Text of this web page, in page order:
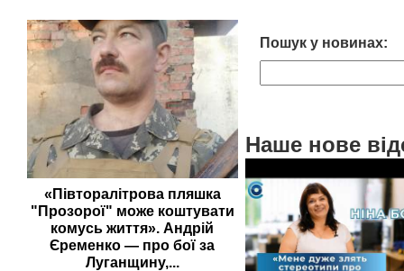
«Півторалітрова пляшка
"Прозорої" може коштувати
комусь життя». Андрій
Єременко — про бої за
Луганщину,...
Пошук у новинах:
Наше нове